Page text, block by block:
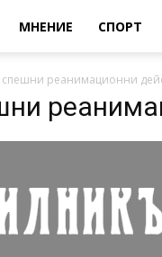
МНЕНИЕ СПОРТ
спешни реанимационни